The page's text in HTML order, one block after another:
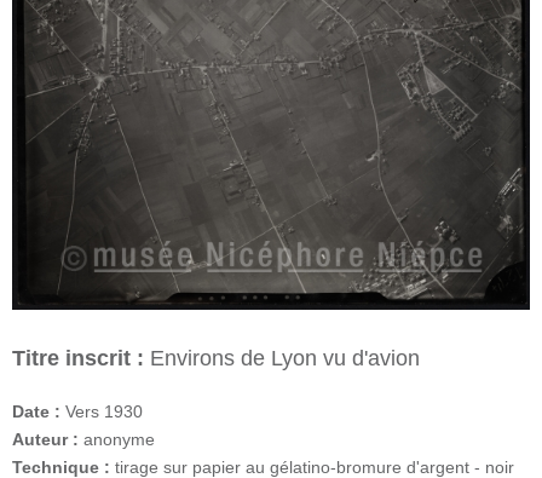
Titre inscrit : Environs de Lyon vu d'avion
Date : Vers 1930
Auteur : anonyme
Technique : tirage sur papier au gélatino-bromure d'argent - noir